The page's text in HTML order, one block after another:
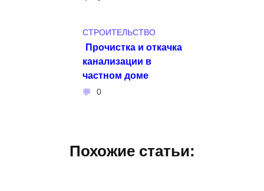
СТРОИТЕЛЬСТВО
Прочистка и откачка
канализации в
частном доме
0
Похожие статьи: